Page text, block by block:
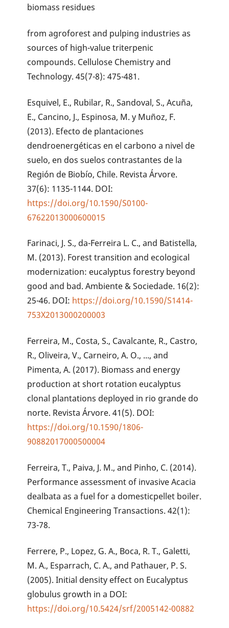
biomass residues
from agroforest and pulping industries as
sources of high-value triterpenic
compounds. Cellulose Chemistry and
Technology. 45(7-8): 475-481.
Esquivel, E., Rubilar, R., Sandoval, S., Acuña,
E., Cancino, J., Espinosa, M. y Muñoz, F.
(2013). Efecto de plantaciones
dendroenergéticas en el carbono a nivel de
suelo, en dos suelos contrastantes de la
Región de Biobío, Chile. Revista Árvore.
37(6): 1135-1144. DOI:
https://doi.org/10.1590/S0100-
67622013000600015
Farinaci, J. S., da-Ferreira L. C., and Batistella,
M. (2013). Forest transition and ecological
modernization: eucalyptus forestry beyond
good and bad. Ambiente & Sociedade. 16(2):
25-46. DOI: https://doi.org/10.1590/S1414-
753X2013000200003
Ferreira, M., Costa, S., Cavalcante, R., Castro,
R., Oliveira, V., Carneiro, A. O., ..., and
Pimenta, A. (2017). Biomass and energy
production at short rotation eucalyptus
clonal plantations deployed in rio grande do
norte. Revista Árvore. 41(5). DOI:
https://doi.org/10.1590/1806-
90882017000500004
Ferreira, T., Paiva, J. M., and Pinho, C. (2014).
Performance assessment of invasive Acacia
dealbata as a fuel for a domesticpellet boiler.
Chemical Engineering Transactions. 42(1):
73-78.
Ferrere, P., Lopez, G. A., Boca, R. T., Galetti,
M. A., Esparrach, C. A., and Pathauer, P. S.
(2005). Initial density effect on Eucalyptus
globulus growth in a DOI:
https://doi.org/10.5424/srf/2005142-00882